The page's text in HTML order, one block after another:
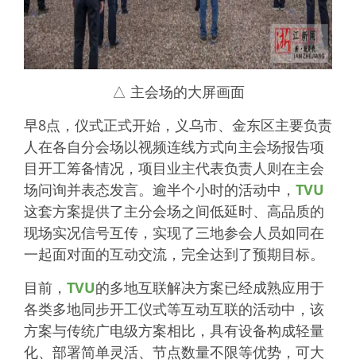
△ 主会场的大屏画面
早8点，仪式正式开始，义乌市、金东区主要负责
人在各自分会场以视频连线方式向主会场报告项
目开工筹备情况，项目业主代表负责人则在主会
场问询并表态发言。逾半个小时的活动中， TVU
这套方案提供了主分会场之间低延时、高品质的
现场实况信号互传，实现了三地参会人员如同在
一起面对面的互动交流，完全达到了预期目标。
目前， TVU的多地互联解决方案已经成熟应用于
各类多地同步开工仪式等互动互联的活动中，该
方案与传统广电级方案相比，具有设备构成轻量
化、部署简单灵活、节点数量不限等优势，可大